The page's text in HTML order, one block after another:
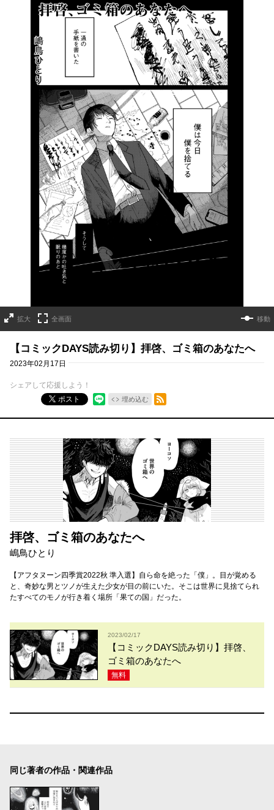
拡大 全画面 移動
【コミックDAYS読み切り】拝啓、ゴミ箱のあなたへ
2023年02月17日
シェアして応援しよう！
ポスト
埋め込む
RSSフィード
拝啓、ゴミ箱のあなたへ
嶋鳥ひとり
【アフタヌーン四季賞2022秋 準入選】自ら命を絶った「僕」。目が覚める
と、奇妙な男とツノが生えた少女が目の前にいた。そこは世界に見捨てられ
たすべてのモノが行き着く場所「果ての国」だった。
2023/02/17
【コミックDAYS読み切り】拝啓、
ゴミ箱のあなたへ
無料
同じ著者の作品・関連作品